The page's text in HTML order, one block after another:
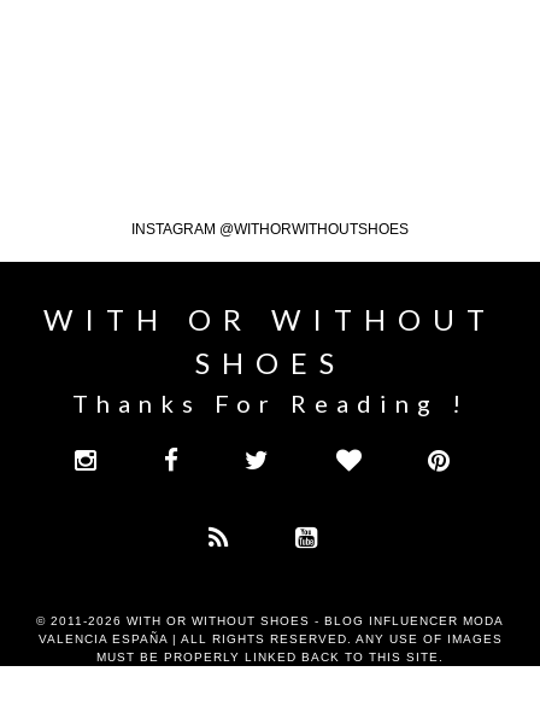
INSTAGRAM @WITHORWITHOUTSHOES
WITH OR WITHOUT
SHOES
Thanks For Reading !
© 2011-2026 WITH OR WITHOUT SHOES - BLOG INFLUENCER MODA
VALENCIA ESPAÑA | ALL RIGHTS RESERVED. ANY USE OF IMAGES
MUST BE PROPERLY LINKED BACK TO THIS SITE.